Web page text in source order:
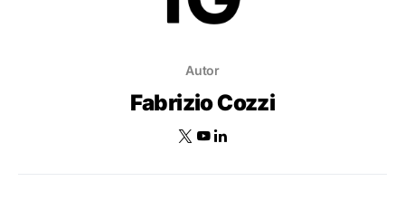
Autor
Fabrizio Cozzi